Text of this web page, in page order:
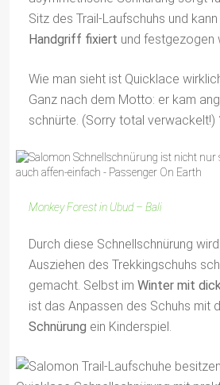
Sitz des Trail-Laufschuhs und
Handgriff fixiert und festgezogen
Wie man sieht ist Quicklace
Ganz nach dem Motto: er kam
schnürte. (Sorry total verwackelt!)
Monkey Forest in Ubud – Bali
Durch diese Schnellschnürung
Ausziehen des Trekkingschuhs
gemacht. Selbst im Winter mit
ist das Anpassen des Schuhs mit
Schnürung ein Kinderspiel.